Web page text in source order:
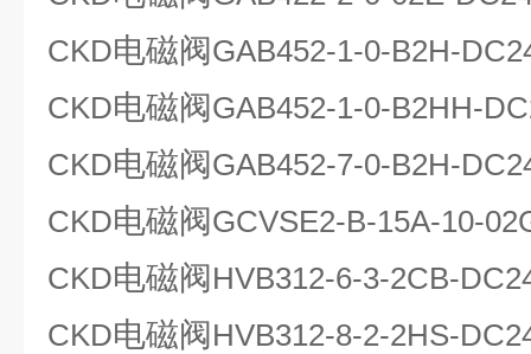
CKD电磁阀GAB452-1-0-B2H-
CKD电磁阀GAB452-1-0-B2HH-
CKD电磁阀GAB452-7-0-B2H-
CKD电磁阀GCVSE2-B-15A-10-
CKD电磁阀HVB312-6-3-2CB-
CKD电磁阀HVB312-8-2-2HS-